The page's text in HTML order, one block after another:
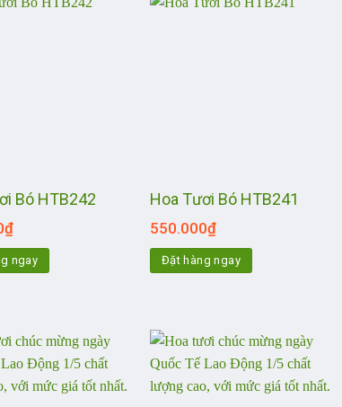
Bó HTB242
₫
ngay
Hoa Tươi Bó HTB241
550.000₫
Đặt hàng ngay